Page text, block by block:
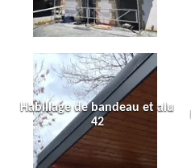
Habillage de bandeau et alu
42